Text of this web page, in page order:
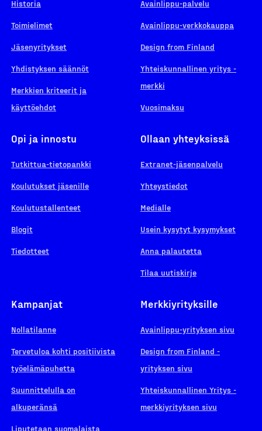
Historia
Toimielimet
Jäsenyritykset
Yhdistyksen säännöt
Merkkien kriteerit ja
käyttöehdot
Avainlippu-palvelu
Avainlippu-verkkokauppa
Design from Finland
Yhteiskunnallinen yritys -
merkki
Vuosimaksu
Opi ja innostu
Tutkittua-tietopankki
Koulutukset jäsenille
Koulutustallenteet
Blogit
Tiedotteet
Ollaan yhteyksissä
Extranet-jäsenpalvelu
Yhteystiedot
Medialle
Usein kysytyt kysymykset
Anna palautetta
Tilaa uutiskirje
Kampanjat
Nollatilanne
Tervetuloa kohti positiivista
työelämäpuhetta
Suunnittelulla on
alkuperänsä
Liputetaan suomalaista
Merkkiyrityksille
Avainlippu-yrityksen sivu
Design from Finland -
yrityksen sivu
Yhteiskunnallinen Yritys -
merkkiyrityksen sivu